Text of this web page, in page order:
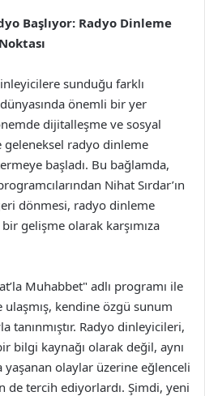
Başlıyor: Radyo Dinleme
sunduğu farklı
önemli bir yer
dijitalleşme ve sosyal
radyo dinleme
başladı. Bu bağlamda,
Nihat Sırdar’ın
dönmesi, radyo dinleme
gelişme olarak karşımıza
Muhabbet" adlı programı ile
kendine özgü sunum
tanınmıştır. Radyo dinleyicileri,
bilgi kaynağı olarak değil, aynı
olaylar üzerine eğlenceli
de tercih ediyorlardı. Şimdi, yeni